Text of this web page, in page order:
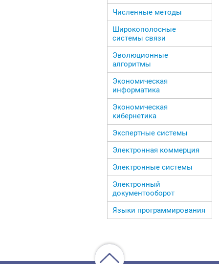
Численные методы
Широкополосные
системы связи
Эволюционные
алгоритмы
Экономическая
информатика
Экономическая
кибернетика
Экспертные системы
Электронная коммерция
Электронные системы
Электронный
документооборот
Языки программирования